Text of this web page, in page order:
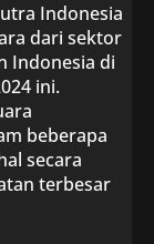
Indonesia
dari sektor
Indonesia di
ini.
beberapa
secara
terbesar